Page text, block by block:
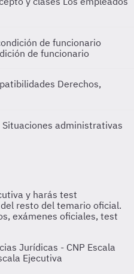
de funcionario
de funcionario
Derechos,
Situaciones administrativas
Jurídicas - CNP Escala
Ejecutiva